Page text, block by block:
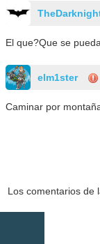
El que?Que se
elm1ster
Caminar por
Los comentarios de